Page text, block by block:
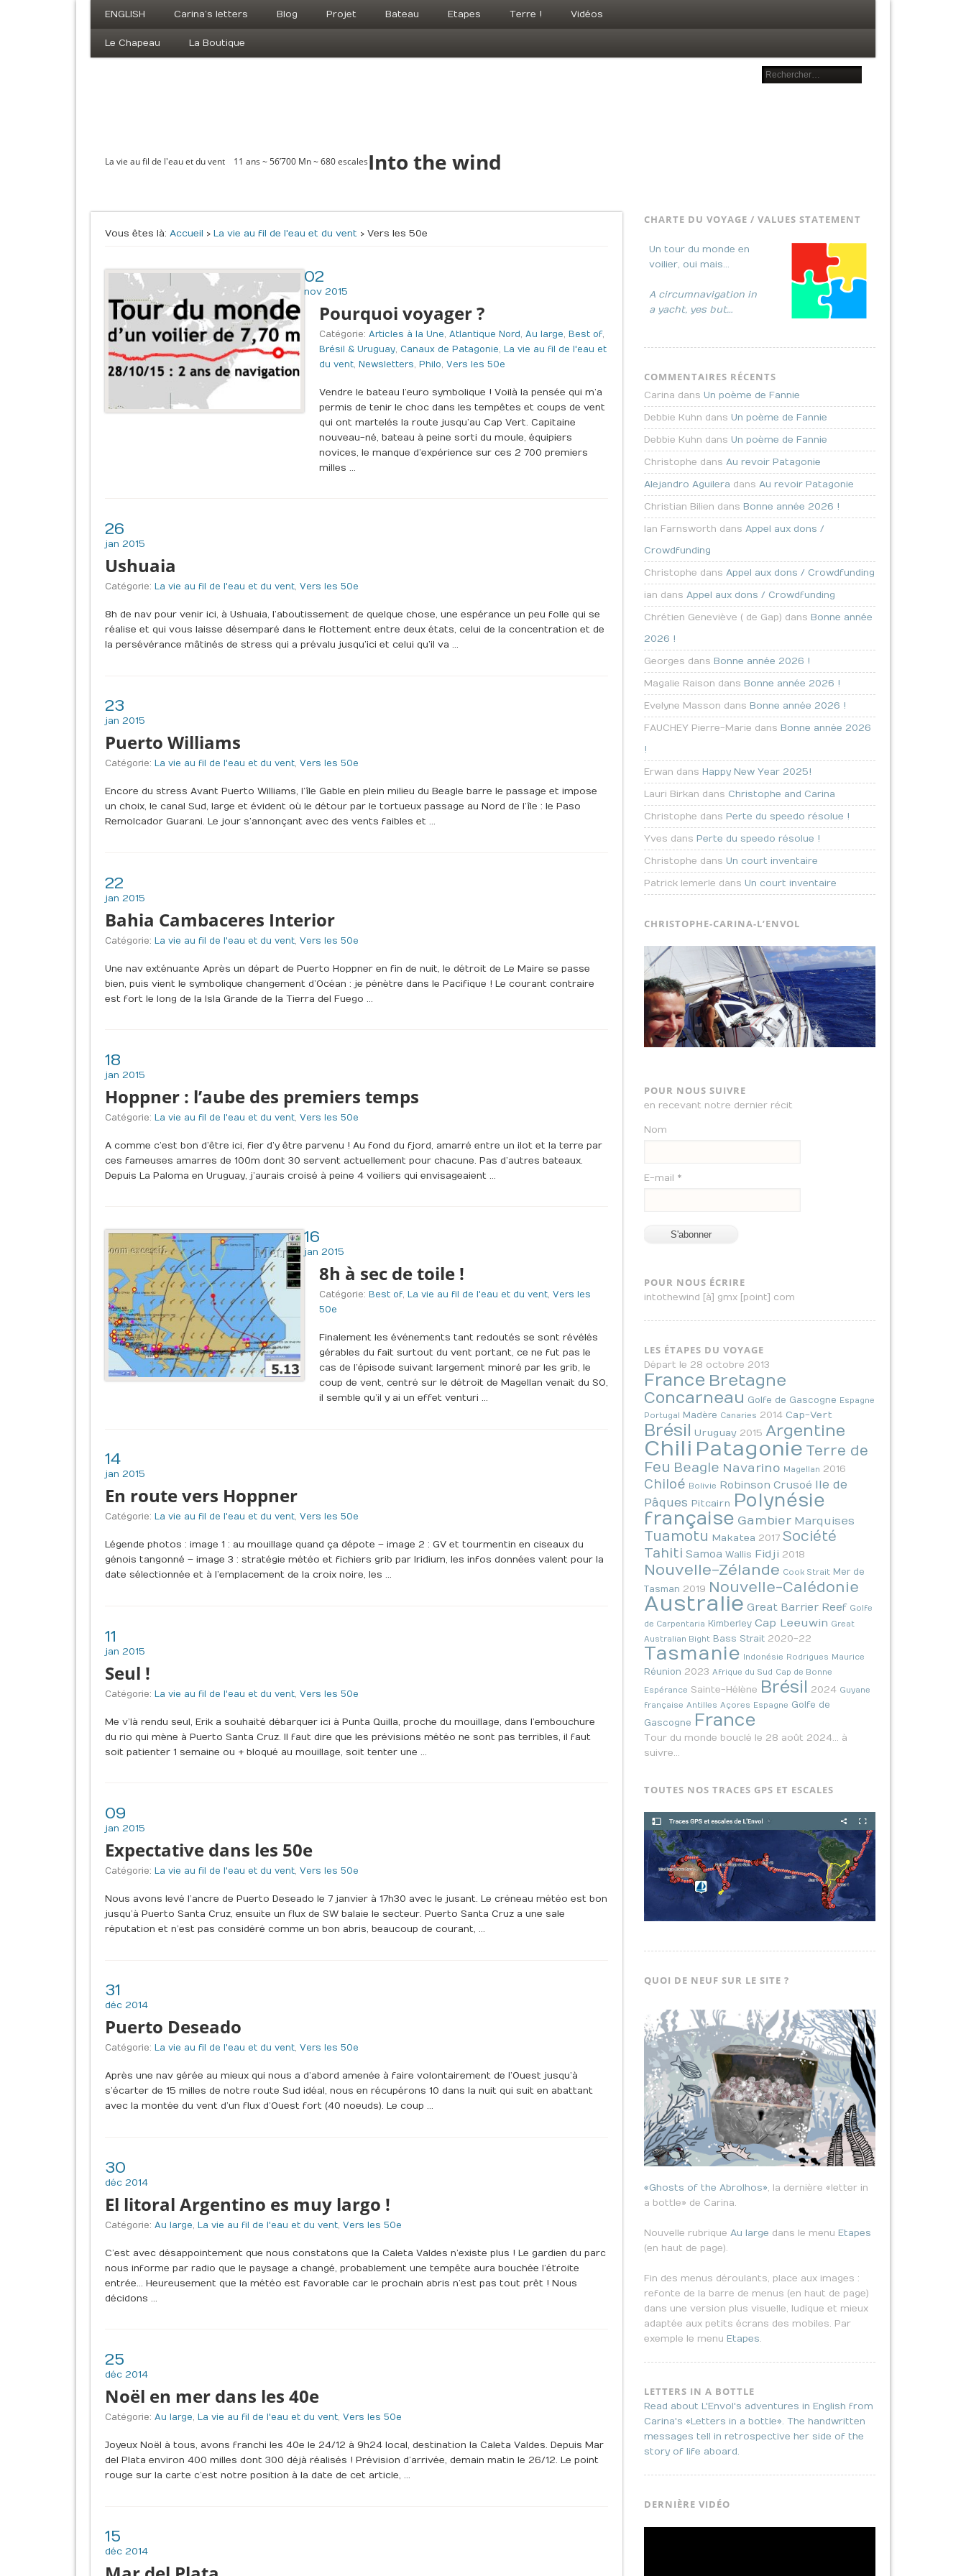
ENGLISH Carina’s letters Blog Projet Bateau Etapes Terre ! Vidéos
Le Chapeau La Boutique
Into the wind
La vie au fil de l'eau et du vent 11 ans ~ 56’700 Mn ~ 680 escales
Vous êtes là : Accueil › La vie au fil de l'eau et du vent› Vers les 50e
02
nov 2015
Pourquoi voyager ?
Catégorie: Articles à la Une Atlantique Nord Au large Best of,
Brésil & Uruguay, Canaux de Patagonie La vie au fil de l'eau et
du vent, Newsletters Philo Vers les 50e
Vendre le bateau l’euro symbolique ! Voilà la pensée qui m’a
permis de tenir le choc dans les tempêtes et coups de vent
qui ont martelés la route jusqu’au Cap Vert. Capitaine
nouveau-né, bateau à peine sorti du moule, équipiers
novices, le manque d’expérience sur ces 2 700 premiers
milles …
26
jan 2015
Ushuaia
Catégorie: La vie au fil de l'eau et du vent, Vers les 50e
8h de nav pour venir ici, à Ushuaia, l’aboutissement de quelque chose, une espérance un peu folle qui se
réalise et qui vous laisse désemparé dans le flottement entre deux états, celui de la concentration et de
la persévérance mâtinés de stress qui a prévalu jusqu’ici et celui qu’il va …
23
jan 2015
Puerto Williams
Catégorie: La vie au fil de l'eau et du vent, Vers les 50e
Encore du stress Avant Puerto Williams, l’île Gable en plein milieu du Beagle barre le passage et impose
un choix, le canal Sud, large et évident où le détour par le tortueux passage au Nord de l’île : le Paso
Remolcador Guarani. Le jour s’annonçant avec des vents faibles et …
22
jan 2015
Bahia Cambaceres Interior
Catégorie: La vie au fil de l'eau et du vent, Vers les 50e
Une nav exténuante Après un départ de Puerto Hoppner en fin de nuit, le détroit de Le Maire se passe
bien, puis vient le symbolique changement d’Océan : je pénètre dans le Pacifique ! Le courant contraire
est fort le long de la Isla Grande de la Tierra del Fuego …
18
jan 2015
Hoppner : l’aube des premiers temps
Catégorie: La vie au fil de l'eau et du vent, Vers les 50e
A comme c’est bon d’être ici, fier d’y être parvenu ! Au fond du fjord, amarré entre un ilot et la terre par
ces fameuses amarres de 100m dont 30 servent actuellement pour chacune. Pas d’autres bateaux.
Depuis La Paloma en Uruguay, j’aurais croisé à peine 4 voiliers qui envisageaient …
16
jan 2015
8h à sec de toile !
Catégorie: Best of, La vie au fil de l'eau et du vent, Vers les
50e
Finalement les événements tant redoutés se sont révélés
gérables du fait surtout du vent portant, ce ne fut pas le
cas de l’épisode suivant largement minoré par les grib, le
coup de vent, centré sur le détroit de Magellan venait du SO,
il semble qu’il y ai un effet venturi …
14
jan 2015
En route vers Hoppner
Catégorie: La vie au fil de l'eau et du vent, Vers les 50e
Légende photos : image 1 : au mouillage quand ça dépote – image 2 : GV et tourmentin en ciseaux du
génois tangonné – image 3 : stratégie météo et fichiers grib par Iridium, les infos données valent pour la
date sélectionnée et à l’emplacement de la croix noire, les …
11
jan 2015
Seul !
Catégorie: La vie au fil de l'eau et du vent, Vers les 50e
Me v’là rendu seul, Erik a souhaité débarquer ici à Punta Quilla, proche du mouillage, dans l’embouchure
du rio qui mène à Puerto Santa Cruz. Il faut dire que les prévisions météo ne sont pas terribles, il faut
soit patienter 1 semaine ou + bloqué au mouillage, soit tenter une …
09
jan 2015
Expectative dans les 50e
Catégorie: La vie au fil de l'eau et du vent, Vers les 50e
Nous avons levé l’ancre de Puerto Deseado le 7 janvier à 17h30 avec le jusant. Le créneau météo est bon
jusqu’à Puerto Santa Cruz, ensuite un flux de SW balaie le secteur. Puerto Santa Cruz a une sale
réputation et n’est pas considéré comme un bon abris, beaucoup de courant, …
31
déc 2014
Puerto Deseado
Catégorie: La vie au fil de l'eau et du vent, Vers les 50e
Après une nav gérée au mieux qui nous a d’abord amenée à faire volontairement de l’Ouest jusqu’à
s’écarter de 15 milles de notre route Sud idéal, nous en récupérons 10 dans la nuit qui suit en abattant
avec la montée du vent d’un flux d’Ouest fort (40 noeuds). Le coup …
30
déc 2014
El litoral Argentino es muy largo !
Catégorie: Au large La vie au fil de l'eau et du vent, Vers les 50e
C’est avec désappointement que nous constatons que la Caleta Valdes n’existe plus ! Le gardien du parc
nous informe par radio que le paysage a changé, probablement une tempête aura bouchée l’étroite
entrée… Heureusement que la météo est favorable car le prochain abris n’est pas tout prêt ! Nous
décidons …
25
déc 2014
Noël en mer dans les 40e
Catégorie: Au large, La vie au fil de l'eau et du vent, Vers les 50e
Joyeux Noël à tous, avons franchi les 40e le 24/12 à 9h24 local, destination la Caleta Valdes. Depuis Mar
del Plata environ 400 milles dont 300 déjà réalisés ! Prévision d’arrivée, demain matin le 26/12. Le point
rouge sur la carte c’est notre position à la date de cet article, …
15
déc 2014
CHARTE DU VOYAGE / VALUES STATEMENT
Un tour du monde en
voilier, oui mais…
A circumnavigation in
a yacht, yes but…
COMMENTAIRES RÉCENTS
Carina dansUn poème de Fannie
Debbie Kuhn dansUn poème de Fannie
Debbie Kuhn dansUn poème de Fannie
Christophe dansAu revoir Patagonie
Alejandro Aguilera dansAu revoir Patagonie
Christian Bilien dansBonne année 2026 !
Ian Farnsworth dansAppel aux dons /
Crowdfunding
Christophe dansAppel aux dons / Crowdfunding
ian dansAppel aux dons / Crowdfunding
Chrétien Geneviève ( de Gap) dansBonne année
2026 !
Georges dansBonne année 2026 !
Magalie Raison dansBonne année 2026 !
Evelyne Masson dansBonne année 2026 !
FAUCHEY Pierre-Marie dansBonne année 2026
!
Erwan dansHappy New Year 2025!
Lauri Birkan dans Christophe and Carina
Christophe dansPerte du speedo résolue !
Yves dansPerte du speedo résolue !
Christophe dansUn court inventaire
Patrick lemerle dansUn court inventaire
CHRISTOPHE-CARINA-L’ENVOL
POUR NOUS SUIVRE
en recevant notre dernier récit
Nom
E-mail *
POUR NOUS ÉCRIRE
intothewind [à] gmx [point] com
LES ÉTAPES DU VOYAGE
Départ le 28 octobre 2013
France Bretagne
Concarneau Golfe de Gascogne Espagne
Portugal Madère Canaries 2014 Cap-Vert
Brésil Uruguay 2015Argentine
Chili Patagonie Terre de
Feu Beagle Navarino Magellan 2016
Chiloé Bolivie Robinson Crusoé Ile de
Pâques Pitcairn Polynésie
française Gambier Marquises
Tuamotu Makatea 2017Société
Tahiti Samoa Wallis Fidji 2018
Nouvelle-Zélande Cook Strait Mer de
Tasman 2019 Nouvelle-Calédonie
Australie Great Barrier Reef Golfe
de Carpentaria Kimberley Cap Leeuwin Great
Australian Bight Bass Strait 2020-22
Tasmanie Indonésie Rodrigues Maurice
Réunion 2023Afrique du Sud Cap de Bonne
Espérance Sainte-Hélène Brésil 2024 Guyane
française Antilles Açores Espagne Golfe de
Gascogne France
Tour du monde bouclé le 28 août 2024… à
suivre…
TOUTES NOS TRACES GPS ET ESCALES
QUOI DE NEUF SUR LE SITE ?
«Ghosts of the Abrolhos», la dernière «letter in
a bottle» de Carina.
Nouvelle rubriqueAu large dans le menuEtapes
(en haut de page).
Fin des menus déroulants, place aux images :
refonte de la barre de menus (en haut de page)
dans une version plus visuelle, ludique et mieux
adaptée aux petits écrans des mobiles. Par
exemple le menuEtapes.
LETTERS IN A BOTTLE
Read about L'Envol's adventures in English from
Carina's «Letters in a bottle». The handwritten
messages tell in retrospective her side of the
story of life aboard.
DERNIÈRE VIDÉO